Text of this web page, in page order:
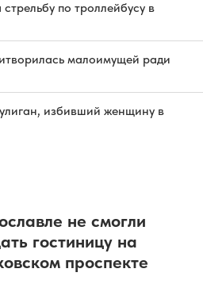
по троллейбусу в
малоимущей ради
избивший женщину в
не смогли
гостиницу на
проспекте